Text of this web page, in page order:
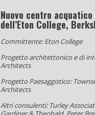
Nuovo centro
dell’Eton College,
Committente: Eton College
Progetto architettonico e di
Architects
Progetto Paesaggistico:
Architects
Altri consulenti: Turley